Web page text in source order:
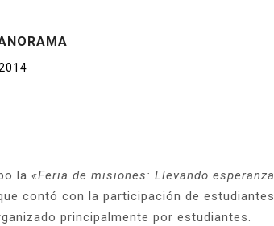
la «Feria de misiones: Llevando esperanza
contó con la participación de estudiantes
principalmente por estudiantes.